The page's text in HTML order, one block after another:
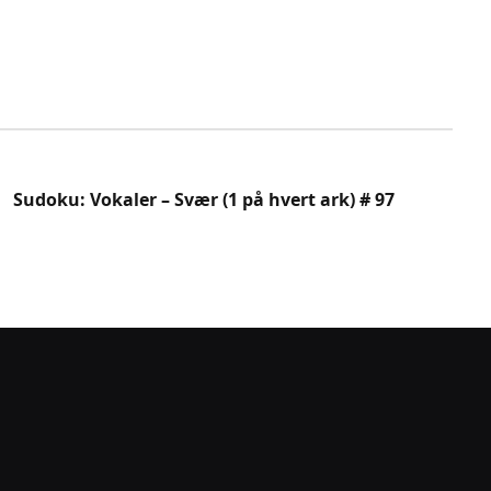
Sudoku: Vokaler – Svær (1 på hvert ark) # 97